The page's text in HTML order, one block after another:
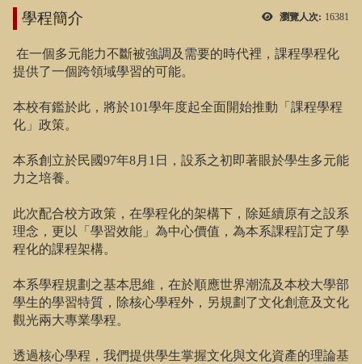
瀏覽人次: 16381
學程簡介
在一個多元能力不斷被強調及需要的時代裡，課程學程化
提供了一個跨領域學習的可能。
本校有鑑於此，將於101學年度起全面開始推動「課程學程
化」政策。
本系創立於民國97年8月1日，設系之初即著眼於學生多元能
力之培養。
此次配合校方政策，在學程化的架構下，除延續原有之設系
理念，更以「學習效能」為中心價值，為本系課程訂定了學
程化的課程架構。
本系學程規劃之基本思維，在於順應世界潮流及本校大學部
學生的學習特質，除核心學程外，另規劃了文化創意及文化
觀光兩大專業學程。
透過核心學程，我們提供學生掌握文化與文化資產的理論基